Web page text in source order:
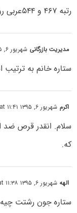
رتبه ۴۶۷ و ۵۴۴عربی روزانه قبول میشم؟
مدیریت بازرگانی شهریور ۶, ۱۳۹۵ at ۱۱:۴۵ ق٫ظ
ستاره خانم به ترتیب
اکرم شهریور ۶, ۱۳۹۵ at ۱۱:۴۱ ق٫ظ
سلام. انقدر قرص ضد
که.
الههشهریور ۶, ۱۳۹۵ at ۱۱:۳۸ ق٫ظ
ستاره جون رشتت